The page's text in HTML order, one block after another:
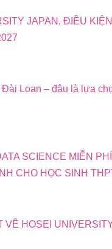
JAPAN, ĐIỀU
Loan – đâu là lựa
SCIENCE MIỄN
CHO HỌC SINH
VỀ HOSEI